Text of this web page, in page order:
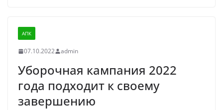
АПК
07.10.2022 admin
Уборочная кампания 2022
года подходит к своему
завершению